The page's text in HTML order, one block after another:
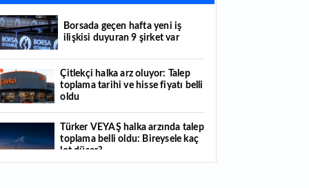
Yatırım araçlarında haftanın bilançosu:
kazandırdı, hangisi kaybettirdi?
elde etti
BDDK'dan tasarruf finansman şirketlerine
düzenleme: Sözleşme limitleri güncellendi,
kurallar yürürlüğe girdi
Tarlaya ev yapma şartları değişti: Bağ evi ve
için yeni kurallar neler?
Borsada geçen hafta yeni iş
ilişkisi duyuran 9 şirket var
Çitlekçi halka arz oluyor: Talep
toplama tarihi ve hisse fiyatı belli
oldu
Türker VEYAŞ halka arzında talep
toplama belli oldu: Bireysele kaç
lot düşer?